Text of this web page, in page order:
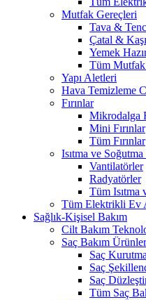
Mutfak Gereçleri
Tava &
Çatal &
Yemek
Tüm
Yapı Aletleri
Hava Temizleme
Fırınlar
Mikrodalga
Mini Fırınlar
Tüm Fırınlar
Isıtma ve
Vantilatörler
Radyatörler
Tüm Isıtma
Tüm Elektrikli Ev
Sağlık-Kişisel Bakım
Cilt Bakım
Saç Bakım
Saç
Saç
Saç
Tüm Saç